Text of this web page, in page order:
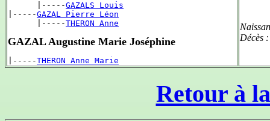
      |-----
GAZALS Louis
|-----GAZAL Pierre Léon
      |-----
THERON Anne
GAZAL Augustine Marie Joséphine
|-----THERON Anne Marie
Décès
Retour à